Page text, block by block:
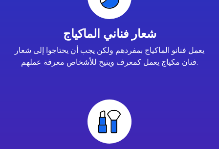
شعار فناني الماكياج
يعمل فنانو الماكياج بمفردهم ولكن يجب أن يحتاجوا إلى شعار
فنان مكياج يعمل كمعرف ويتيح للأشخاص معرفة عملهم.